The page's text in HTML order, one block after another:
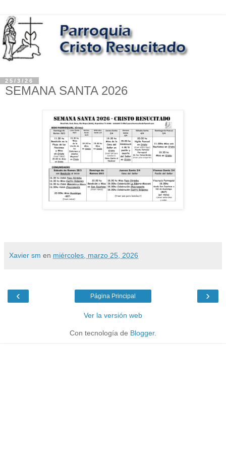
25/3/26
SEMANA SANTA 2026
Xavier sm en miércoles, marzo 25, 2026
‹ ›
Página Principal
Ver la versión web
Con tecnología de Blogger.